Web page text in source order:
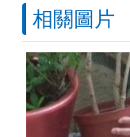
相關圖片